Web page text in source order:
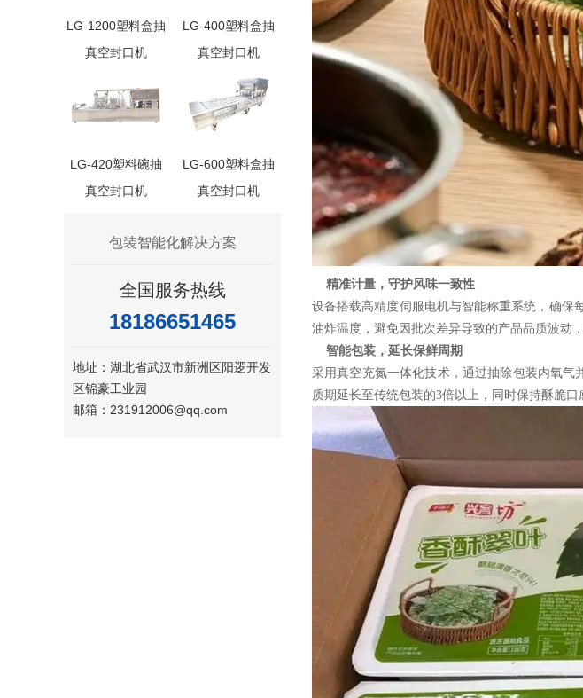
LG-1200塑料盒抽
真空封口机
LG-400塑料盒抽
真空封口机
LG-420塑料碗抽
真空封口机
LG-600塑料盒抽
真空封口机
包装智能化解决方案
全国服务热线
18186651465
地址：湖北省武汉市新洲区阳逻开发
区锦豪工业园
邮箱：231912006@qq.com
精准计量，守护风味一致性
设备搭载高精度伺服电机与智能称重系统，确保
油炸温度，避免因批次差异导致的产品品质波动
智能包装，延长保鲜周期
采用真空充氮一体化技术，通过抽除包装内氧
质期延长至传统包装的3倍以上，同时保持酥脆口